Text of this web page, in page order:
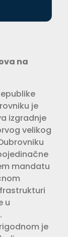
na
je
izgradnje
velikog
mandatu
u
je